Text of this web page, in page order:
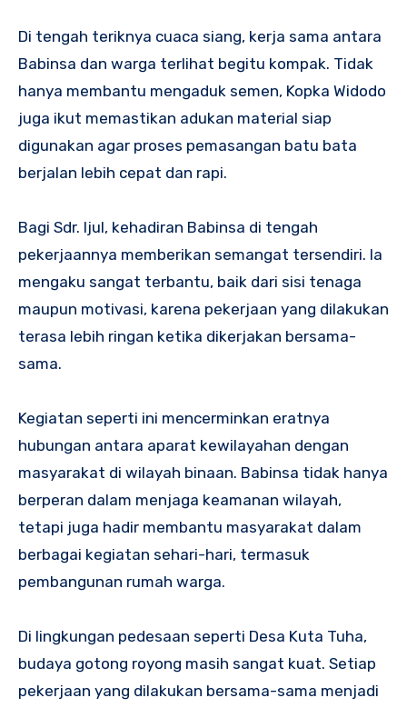
Di tengah teriknya cuaca siang, kerja sama antara
Babinsa dan warga terlihat begitu kompak. Tidak
hanya membantu mengaduk semen, Kopka Widodo
juga ikut memastikan adukan material siap
digunakan agar proses pemasangan batu bata
berjalan lebih cepat dan rapi.
Bagi Sdr. Ijul, kehadiran Babinsa di tengah
pekerjaannya memberikan semangat tersendiri. Ia
mengaku sangat terbantu, baik dari sisi tenaga
maupun motivasi, karena pekerjaan yang dilakukan
terasa lebih ringan ketika dikerjakan bersama-
sama.
Kegiatan seperti ini mencerminkan eratnya
hubungan antara aparat kewilayahan dengan
masyarakat di wilayah binaan. Babinsa tidak hanya
berperan dalam menjaga keamanan wilayah,
tetapi juga hadir membantu masyarakat dalam
berbagai kegiatan sehari-hari, termasuk
pembangunan rumah warga.
Di lingkungan pedesaan seperti Desa Kuta Tuha,
budaya gotong royong masih sangat kuat. Setiap
pekerjaan yang dilakukan bersama-sama menjadi